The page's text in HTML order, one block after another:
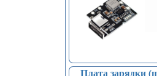
Плата зарядки